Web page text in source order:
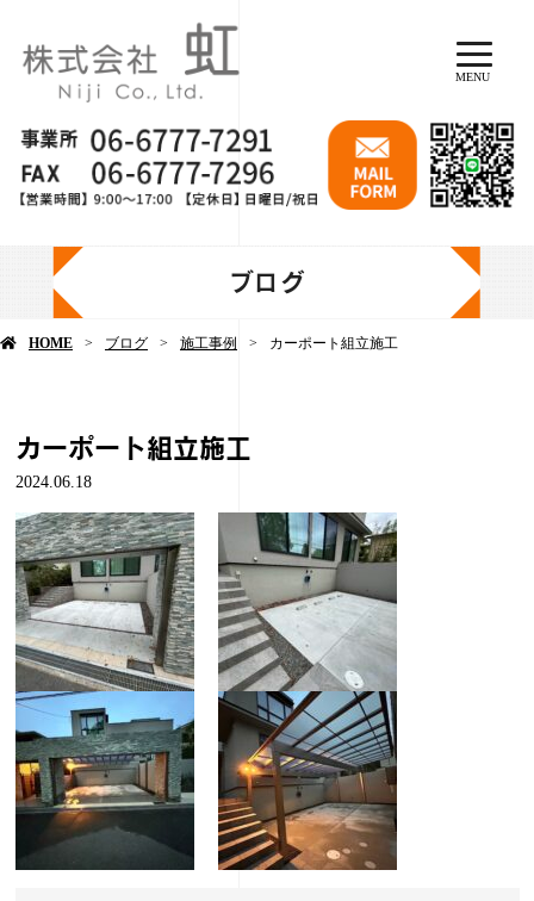
MENU
ブログ
HOME ブログ 施工事例 カーポート組立施工
カーポート組立施工
2024.06.18